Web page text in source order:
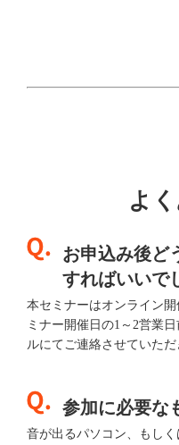
よ
お申込み後ど
すればいいで
本セミナーはオンライン
ミナー開催日の1～2営業
ルにてご連絡させていただ
参加に必要な
音が出るパソコン、もし